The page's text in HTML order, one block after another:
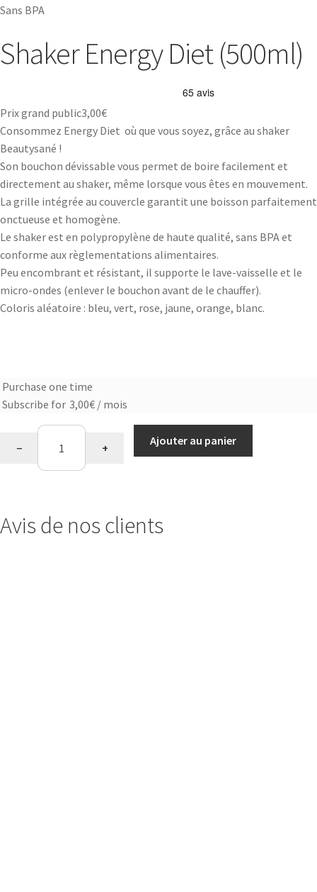
Sans BPA
Shaker Energy Diet (500ml)
Prix grand public3,00€
Consommez Energy Diet où que vous soyez, grâce au shaker
Beautysané !
Son bouchon dévissable vous permet de boire facilement et
directement au shaker, même lorsque vous êtes en mouvement.
La grille intégrée au couvercle garantit une boisson parfaitement
onctueuse et homogène.
Le shaker est en polypropylène de haute qualité, sans BPA et
conforme aux règlementations alimentaires.
Peu encombrant et résistant, il supporte le lave-vaisselle et le
micro-ondes (enlever le bouchon avant de le chauffer).
Coloris aléatoire : bleu, vert, rose, jaune, orange, blanc.
Choose
purchase
Purchase one time
Subscribe for 3,00€ / mois
quantité
(500ml)
− +
Ajouter au panier
Avis de nos clients